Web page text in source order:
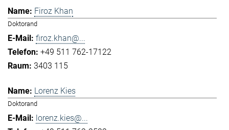
Firoz Khan
Doktorand
firoz.khan@...
+49 511 762-17122
3403 115
Lorenz Kies
Doktorand
lorenz.kies@...